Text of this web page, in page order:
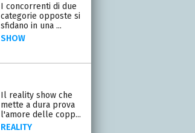
I concorrenti di due
categorie opposte si
sfidano in una ...
SHOW
Il reality show che
mette a dura prova
l'amore delle copp...
REALITY